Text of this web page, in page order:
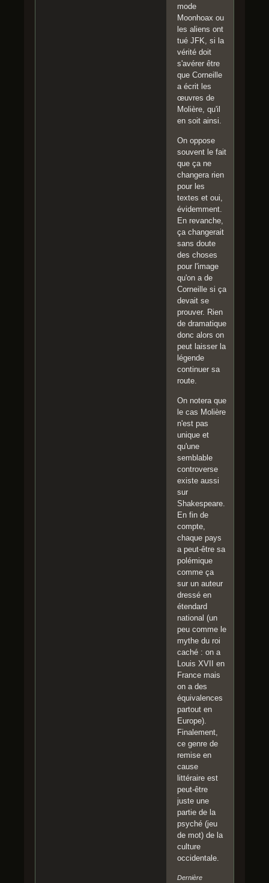
mode
Moonhoax ou
les aliens ont
tué JFK, si la
vérité doit
s'avérer être
que Corneille
a écrit les
œuvres de
Molière, qu'il
en soit ainsi.
On oppose
souvent le fait
que ça ne
changera rien
pour les
textes et oui,
évidemment.
En revanche,
ça changerait
sans doute
des choses
pour l'image
qu'on a de
Corneille si ça
devait se
prouver. Rien
de dramatique
donc alors on
peut laisser la
légende
continuer sa
route.
On notera que
le cas Molière
n'est pas
unique et
qu'une
semblable
controverse
existe aussi
sur
Shakespeare.
En fin de
compte,
chaque pays
a peut-être sa
polémique
comme ça
sur un auteur
dressé en
étendard
national (un
peu comme le
mythe du roi
caché : on a
Louis XVII en
France mais
on a des
équivalences
partout en
Europe).
Finalement,
ce genre de
remise en
cause
littéraire est
peut-être
juste une
partie de la
psyché (jeu
de mot) de la
culture
occidentale.
Dernière